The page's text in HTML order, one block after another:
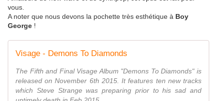
vous.
A noter que nous devons la pochette très esthétique à Boy
George !
Visage - Demons To Diamonds
The Fifth and Final Visage Album "Demons To Diamonds" is
released on November 6th 2015. It features ten new tracks
which Steve Strange was preparing prior to his sad and